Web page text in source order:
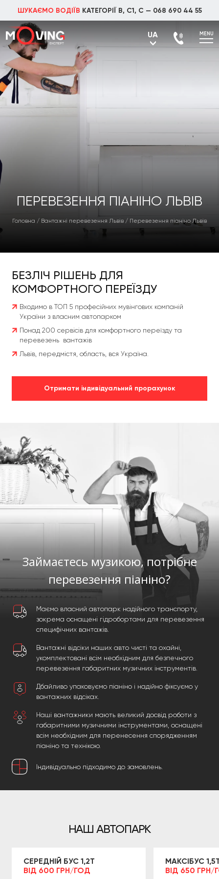
ШУКАЄМО ВОДІЇВ КАТЕГОРІЇ В, С1, С — 068 690 44 55
UA MENU
ПЕРЕВЕЗЕННЯ ПІАНІНО ЛЬВІВ
Головна / Вантажні перевезення Львів / Перевезення піаніно Львів
БЕЗЛІЧ РІШЕНЬ ДЛЯ
КОМФОРТНОГО ПЕРЕЇЗДУ
Входимо в ТОП 5 професійних мувінгових компаній
України з власним автопарком
Понад 200 сервісів для комфортного переїзду та
перевезень вантажів
Львів, передмістя, область, вся Україна.
Отримати індивідуальний прорахунок
Займаєтесь музикою, потрібне
перевезення піаніно?
Маємо власний автопарк надійного транспорту,
зокрема оснащені гідробортами для перевезення
специфічних вантажів.
Вантажні відсіки наших авто чисті та охайні,
укомплектовані всім необхідним для безпечного
перевезення габаритних музичних інструментів.
Дбайливо упаковуємо піаніно і надійно фіксуємо у
вантажних відсіках.
Наші вантажники мають великий досвід роботи з
габаритними музичними інструментами, оснащені
всім необхідним для перенесення спорядженням
піаніно та технікою.
Індивідуально підходимо до замовлень.
НАШ АВТОПАРК
СЕРЕДНІЙ БУС 1,2Т
ВІД 600 ГРН/ГОД
МАКСІБУС
ВІД 650 ГРН/